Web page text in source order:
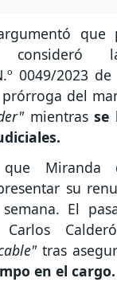
que
0049/2023
del
mientrasse
que Miranda
su
El
tras
en el cargo.